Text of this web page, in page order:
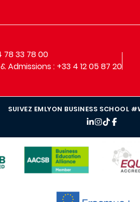
78 33 78 00
Admissions : +33 4 12 05 87 20
SUIVEZ EMLYON BUSINESS SCHOOL
IMAGE